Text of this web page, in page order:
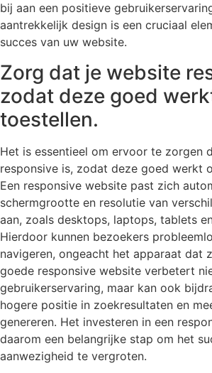
bij aan een positieve
aantrekkelijk design is een cruciaal
succes van uw website.
Zorg dat je website
zodat deze goed
toestellen.
Het is essentieel om ervoor te zorgen
responsive is, zodat deze goed werkt
Een responsive website past zich
schermgrootte en resolutie van
aan, zoals desktops, laptops, tablets
Hierdoor kunnen bezoekers
navigeren, ongeacht het apparaat dat
goede responsive website verbetert
gebruikerservaring, maar kan ook
hogere positie in zoekresultaten en
genereren. Het investeren in een
daarom een belangrijke stap om het
aanwezigheid te vergroten.